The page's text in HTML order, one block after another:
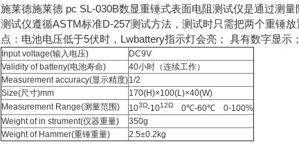
施莱德施莱德 pc SL-030B数显重锤式表面电阻测试仪是通过测
测试仪遵循ASTM标准D-257测试方法，测试时只需把两个重锤
点：电池电压低于5伏时，Lwbattery指示灯会亮； 具有数字显
Input voltage(输入电压)
DC9V
Validity of batteny(电池寿命)
40小时（连续工作）
Measurement accuracy(显示精度)1/2
Size(尺寸)mm
170(H)×100(L)×40(W)
Measurement Range(测量范围)
103Ω-1012Ω
0℃-60℃ 0-100%
Weight of in strument(仪器重量)
350g
Weight of Hammer(重锤重量)
2.5±0.2kg